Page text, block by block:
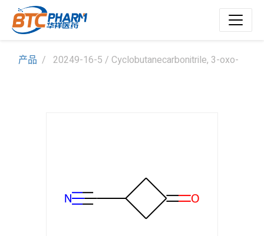
产品 20249-16-5 / Cyclobutanecarbonitrile, 3-oxo-